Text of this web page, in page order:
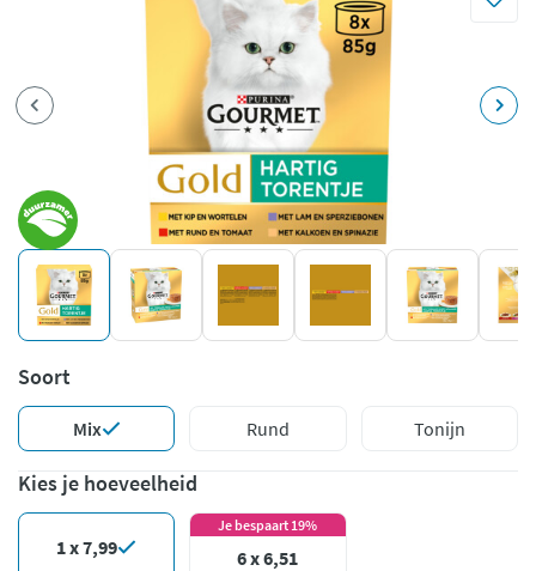
Soort
Mix Rund Tonijn
Kies je hoeveelheid
1 x 7,99
Je bespaart 19%
6 x 6,51